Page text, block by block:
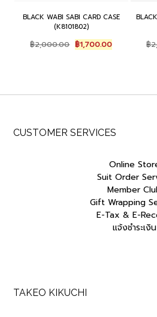
BLACK WABI SABI CARD CASE
(K8101802)
฿2,000.00 Original
price
฿1,700.00Current
price
฿
CUSTOMER SERVICES
Online
Suit Order
Member
Gift Wrapping
E-Tax & E-
แจ้งชำระเงิน
TAKEO KIKUCHI